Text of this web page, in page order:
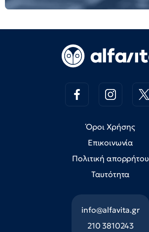
Όροι Χρήσης
Επικοινωνία
Πολιτική απορρήτου
Ταυτότητα
info@alfavita.gr
210 3810243